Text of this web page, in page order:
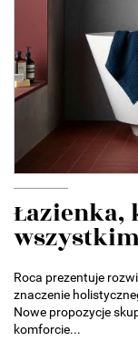
Łazienka,
Roca prezentuje
znaczenie
Nowe propozycje
komforcie...